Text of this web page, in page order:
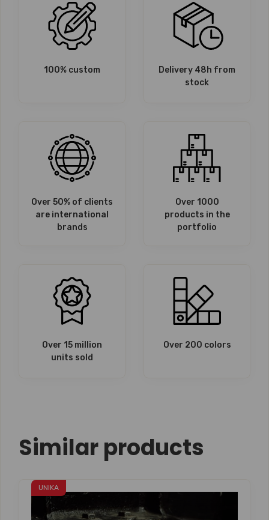
100% custom
Delivery 48h from
stock
Over 50% of clients
are international
brands
Over 1000
products in the
portfolio
Over 15 million
units sold
Over 200 colors
Similar products
UNIKA